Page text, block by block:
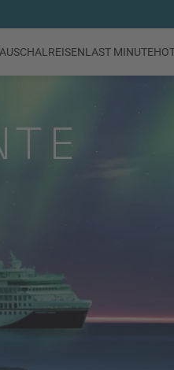
LAST MINUTE